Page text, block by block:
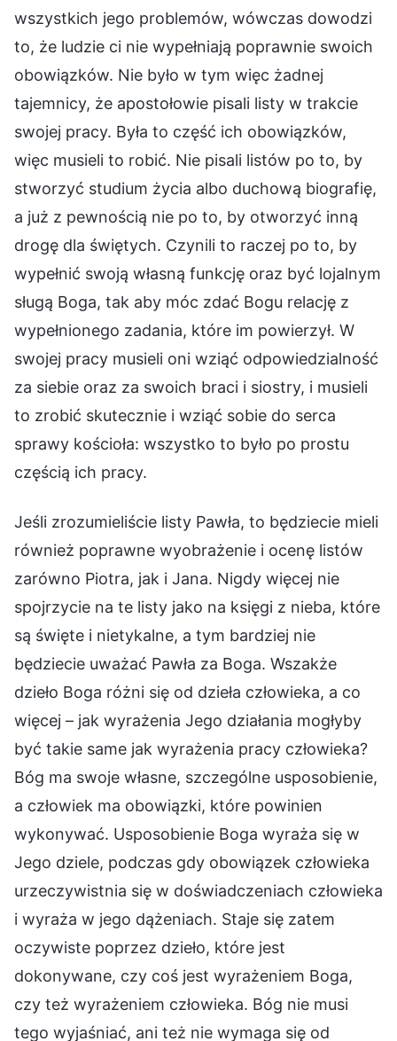
wszystkich jego problemów, wówczas dowodzi
to, że ludzie ci nie wypełniają poprawnie swoich
obowiązków. Nie było w tym więc żadnej
tajemnicy, że apostołowie pisali listy w trakcie
swojej pracy. Była to część ich obowiązków,
więc musieli to robić. Nie pisali listów po to, by
stworzyć studium życia albo duchową biografię,
a już z pewnością nie po to, by otworzyć inną
drogę dla świętych. Czynili to raczej po to, by
wypełnić swoją własną funkcję oraz być lojalnym
sługą Boga, tak aby móc zdać Bogu relację z
wypełnionego zadania, które im powierzył. W
swojej pracy musieli oni wziąć odpowiedzialność
za siebie oraz za swoich braci i siostry, i musieli
to zrobić skutecznie i wziąć sobie do serca
sprawy kościoła: wszystko to było po prostu
częścią ich pracy.
Jeśli zrozumieliście listy Pawła, to będziecie mieli
również poprawne wyobrażenie i ocenę listów
zarówno Piotra, jak i Jana. Nigdy więcej nie
spojrzycie na te listy jako na księgi z nieba, które
są święte i nietykalne, a tym bardziej nie
będziecie uważać Pawła za Boga. Wszakże
dzieło Boga różni się od dzieła człowieka, a co
więcej – jak wyrażenia Jego działania mogłyby
być takie same jak wyrażenia pracy człowieka?
Bóg ma swoje własne, szczególne usposobienie,
a człowiek ma obowiązki, które powinien
wykonywać. Usposobienie Boga wyraża się w
Jego dziele, podczas gdy obowiązek człowieka
urzeczywistnia się w doświadczeniach człowieka
i wyraża w jego dążeniach. Staje się zatem
oczywiste poprzez dzieło, które jest
dokonywane, czy coś jest wyrażeniem Boga,
czy też wyrażeniem człowieka. Bóg nie musi
tego wyjaśniać, ani też nie wymaga się od